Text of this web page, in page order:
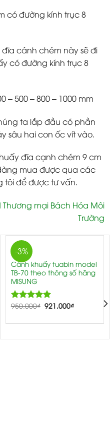
có đường kính trục 8
cánh chém này sẽ đi
có đường kính trục 8
– 500 – 800 – 1000 mm
ta lắp đầu có phần
sâu hai con ốc vít vào.
đĩa cạnh chém 9 cm
mua được qua các
tôi để được tư vấn.
Thương mại Bách Hóa Môi
Trường
-3%
Cánh khuấy tuabin model
TB-70 theo thông số hãng
MISUNG
Rated5.00
950.000₫ 921.000₫